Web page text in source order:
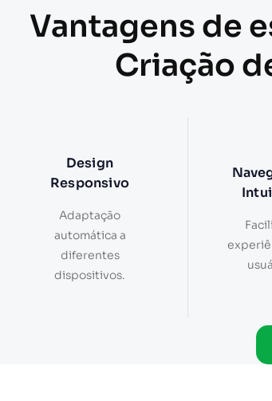
Vantagens de
Criação
Design
Responsivo
Adaptação
automática a
diferentes
dispositivos.